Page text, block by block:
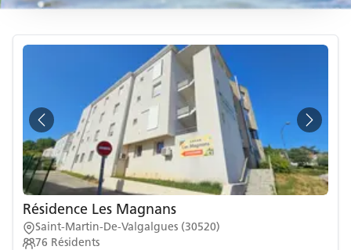
Résidence Les Magnans
Saint-Martin-De-Valgalgues (30520)
76 Résidents